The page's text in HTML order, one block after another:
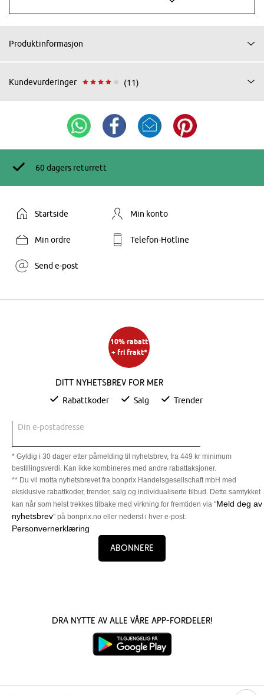
Produktinformasjon
Kundevurderinger (11)
60 dagers returrett
Startside Min konto
Min ordre Telefon-Hotline
Send e-post
10% rabatt
+ fri frakt*
Ditt nyhetsbrev for mer
Rabattkoder Salg Trender
Din e-postadresse
* Gyldig i 30 dager etter påmelding til nyhetsbrev, fra 449 kr minimum
bestillingsverdi. Kan ikke kombineres med andre rabattaksjoner.
** Du vil motta nyhetsbrevet fra bonprix Handelsgesellschaft mbH med
eksklusive rabattkoder, trender, salg og individualiserte tilbud. Dette samtykket
kan når som helst trekkes tilbake med virkning for fremtiden via "Meld deg av
nyhetsbrev" på bonprix.no eller nederst i hver e-post.
Personvernerklæring
Abonnere
Dra nytte av alle våre app-fordeler!